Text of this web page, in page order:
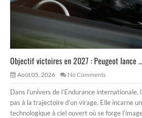
Objectif victoires en 2027 : Peugeot lance
Août 05, 2026 No Comments
Dans l’univers de l’Endurance
pas à la trajectoire d’un virage. Elle incarne
technologique à ciel ouvert où se forge